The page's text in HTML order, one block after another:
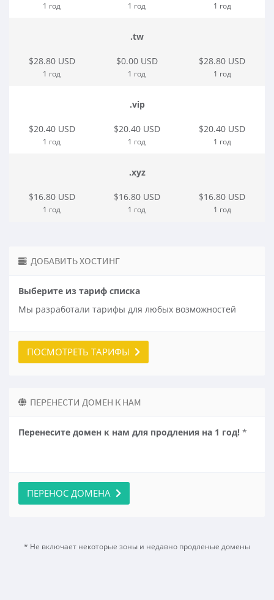
1 год 1 год 1 год
.tw
$28.80 USD
1 год
$0.00 USD
1 год
$28.80 USD
1 год
.vip
$20.40 USD
1 год
$20.40 USD
1 год
$20.40 USD
1 год
.xyz
$16.80 USD
1 год
$16.80 USD
1 год
$16.80 USD
1 год
ДОБАВИТЬ ХОСТИНГ
Выберите из тариф списка
Мы разработали тарифы для любых возможностей
ПОСМОТРЕТЬ ТАРИФЫ
ПЕРЕНЕСТИ ДОМЕН К НАМ
Перенесите домен к нам для продления на 1 год! *
ПЕРЕНОС ДОМЕНА
* Не включает некоторые зоны и недавно продленые домены